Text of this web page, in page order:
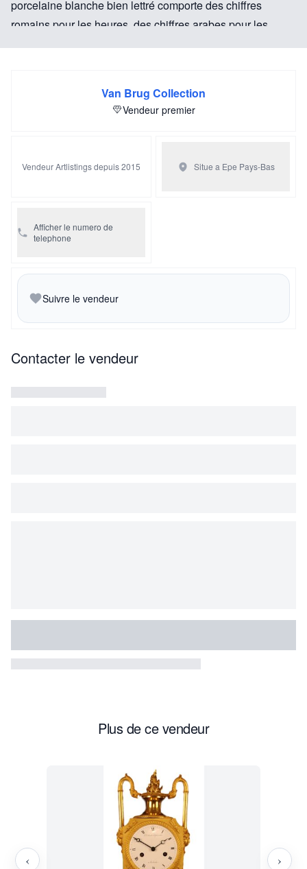
porcelaine blanche bien lettré comporte des chiffres
romains pour les heures, des chiffres arabes pour les
conserve toujours la suspension d'origine en fil de soie
et sonne les heures et les demi-heures sur une cloche.
Littérature : Elke Niehüser, "Die Französische
Bronzeuhr", p.61 où le bronzier est identifié comme
Van Brug Collection
Vendeur premier
Vendeur Artlistings depuis 2015 Situe a Epe Pays-Bas
Afficher le numero de
telephone
Suivre le vendeur
Contacter le vendeur
Plus de ce vendeur
‹ ›